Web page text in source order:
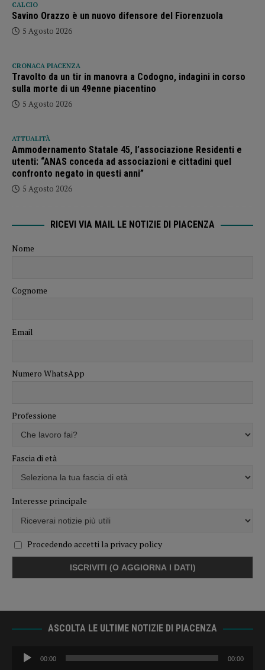
CALCIO
Savino Orazzo è un nuovo difensore del Fiorenzuola
5 Agosto 2026
CRONACA PIACENZA
Travolto da un tir in manovra a Codogno, indagini in corso
sulla morte di un 49enne piacentino
5 Agosto 2026
ATTUALITÀ
Ammodernamento Statale 45, l’associazione Residenti e
utenti: “ANAS conceda ad associazioni e cittadini quel
confronto negato in questi anni”
5 Agosto 2026
RICEVI VIA MAIL LE NOTIZIE DI PIACENZA
Nome
Cognome
Email
Numero WhatsApp
Professione
Fascia di età
Interesse principale
Procedendo accetti la privacy policy
ASCOLTA LE ULTIME NOTIZIE DI PIACENZA
Audio
Player
00:00 00:00